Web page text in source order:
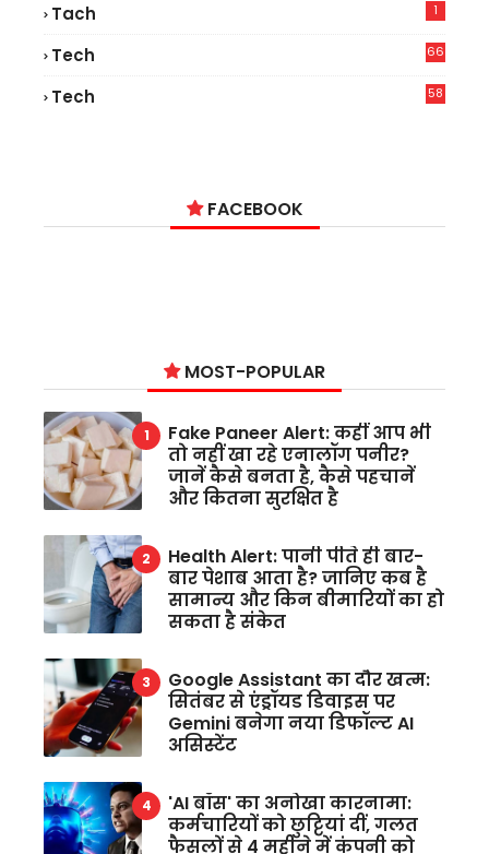
Tach 1
Tech
66
Tech
58
FACEBOOK
MOST-POPULAR
Fake Paneer Alert: कहीं आप भी
तो नहीं खा रहे एनालॉग पनीर?
जानें कैसे बनता है, कैसे पहचानें
और कितना सुरक्षित है
Health Alert: पानी पीते ही बार-
बार पेशाब आता है? जानिए कब है
सामान्य और किन बीमारियों का हो
सकता है संकेत
Google Assistant का दौर खत्म:
सितंबर से एंड्रॉयड डिवाइस पर
Gemini बनेगा नया डिफॉल्ट AI
असिस्टेंट
'AI बॉस' का अनोखा कारनामा:
कर्मचारियों को छुट्टियां दीं, गलत
फैसलों से 4 महीने में कंपनी को